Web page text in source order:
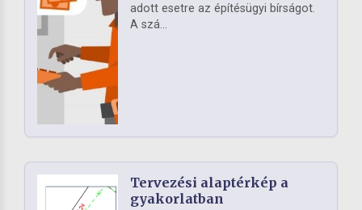
adott esetre az építésügyi bírságot.
A szá...
Tervezési alaptérkép a
gyakorlatban